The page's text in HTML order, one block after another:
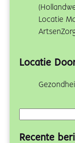
Locatie
Locatie
Recente